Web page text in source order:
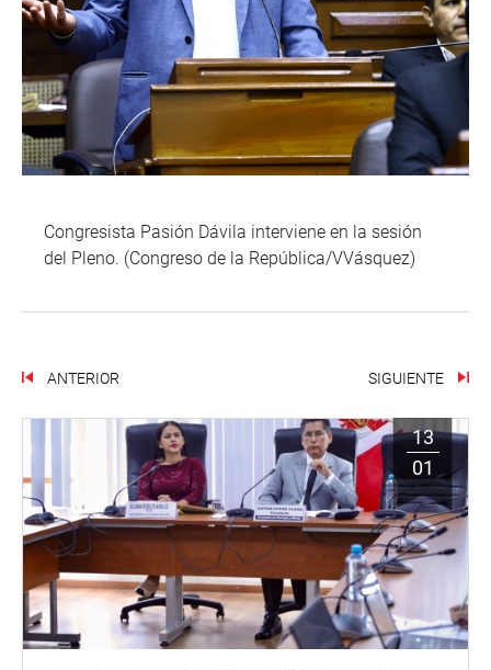
Congresista Pasión Dávila interviene en la sesión
del Pleno. (Congreso de la República/VVásquez)
ANTERIOR SIGUIENTE
13
01